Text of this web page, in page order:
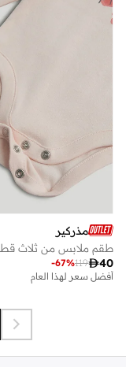
مذركير
طقم ملابس من ثلاث
40
119
-67%
أفضل سعر لهذا العام